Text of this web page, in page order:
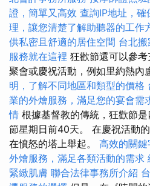
證，簡單又高效 查詢IP地址，確
理，讓您清楚了解助聽器的工作
供私密且舒適的居住空間 台北
服務就在這裡 狂歡節還可以參
聚會或慶祝活動，例如里約熱內
明，了解不同地區和類型的價格
業的外燴服務，滿足您的宴會需
情 根據基督教的傳統，狂歡節
節星期日前40天。 在慶祝活動
在憤怒的塔上舉起。 高效的關鍵
外燴服務，滿足各類活動的需求
緊緻肌膚 聯合法律事務所介紹